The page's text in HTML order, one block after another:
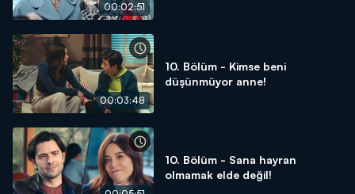
00:02:51
00:03:48
10. Bölüm - Kimse beni
düşünmüyor anne!
10. Bölüm - Sana hayran
olmamak elde değil!